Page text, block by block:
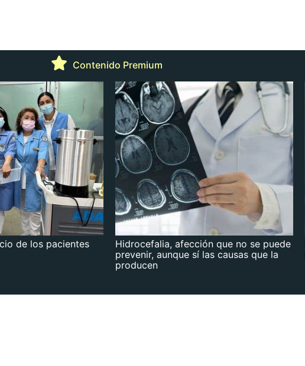
Contenido Premium
de los pacientes
Hidrocefalia, afección que no se puede
prevenir, aunque sí las causas que la
producen